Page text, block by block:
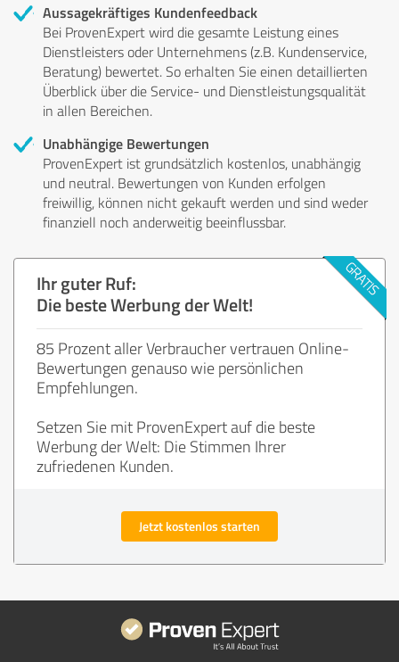
Aussagekräftiges Kundenfeedback
Bei ProvenExpert wird die gesamte Leistung eines
Dienstleisters oder Unternehmens (z.B. Kundenservice,
Beratung) bewertet. So erhalten Sie einen detaillierten
Überblick über die Service- und Dienstleistungsqualität
in allen Bereichen.
Unabhängige Bewertungen
ProvenExpert ist grundsätzlich kostenlos, unabhängig
und neutral. Bewertungen von Kunden erfolgen
freiwillig, können nicht gekauft werden und sind weder
finanziell noch anderweitig beeinflussbar.
Ihr guter Ruf:
Die beste Werbung der Welt!
85 Prozent aller Verbraucher vertrauen Online-
Bewertungen genauso wie persönlichen
Empfehlungen.
Setzen Sie mit ProvenExpert auf die beste
Werbung der Welt: Die Stimmen Ihrer
zufriedenen Kunden.
Jetzt kostenlos starten